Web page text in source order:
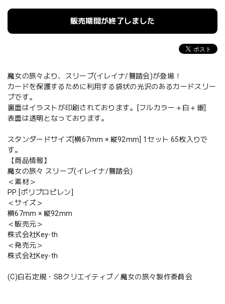
販売期間が終了しました
魔女の旅々より、スリーブ(イレイナ/舞踏会)が登場！
カードを保護するために利用する袋状の光沢のあるカードスリー
ブです。
裏面はイラストが印刷されております。[フルカラー＋白＋銀]
表面は透明となっております。
スタンダードサイズ[横67mm × 縦92mm] 1セット 65枚入りで
す。
【商品情報】
魔女の旅々 スリーブ(イレイナ/舞踏会)
＜素材＞
PP [ポリプロピレン]
＜サイズ＞
横67mm × 縦92mm
＜販売元＞
株式会社Key-th
＜発売元＞
株式会社Key-th
(C)白石定規・SBクリエイティブ／魔女の旅々製作委員会